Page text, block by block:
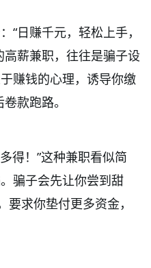
“日赚千元，轻松上手，
高薪兼职，往往是骗子设
赚钱的心理，诱导你缴
款跑路。
得！”这种兼职看似简
骗子会先让你尝到甜
要求你垫付更多资金，